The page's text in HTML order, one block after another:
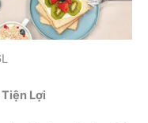
Lợi